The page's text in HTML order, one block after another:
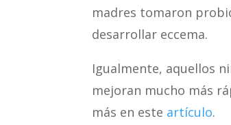
madres tomaron
desarrollar eccema.
Igualmente, aquellos
mejoran mucho más
más en este artículo.